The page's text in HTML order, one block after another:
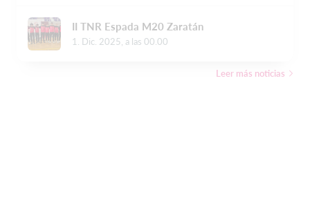
II TNR Espada M20 Zaratán
1. Dic. 2025, a las 00.00
Leer más noticias